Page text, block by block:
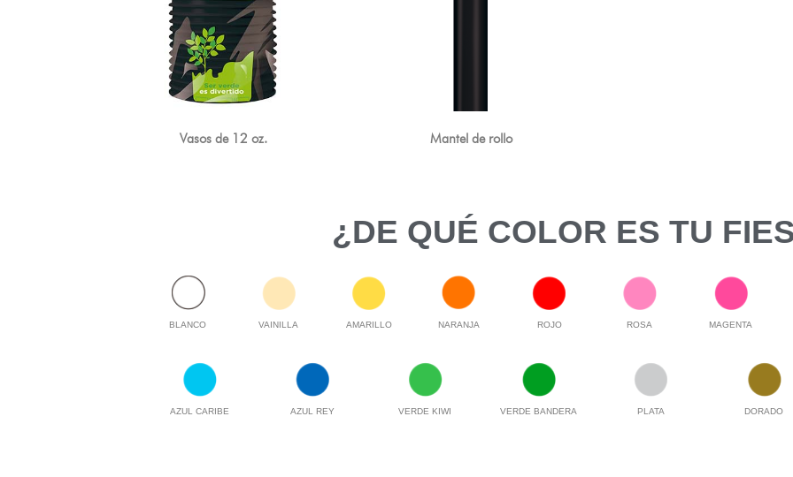
Vasos de 12 oz. Mantel de rollo
¿DE QUÉ COLOR ES TU
BLANCO VAINILLA AMARILLO NARANJA ROJO ROSA MAGENTA
AZUL CARIBE AZUL REY VERDE KIWI VERDE BANDERA PLATA DORADO